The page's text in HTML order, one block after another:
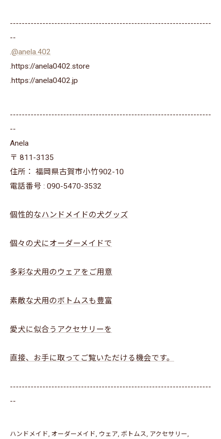
--------------------------------------------------------------------
--
.@anela.402
.https://anela0402.store
⁡.https://anela0402.jp⁡⁡
--------------------------------------------------------------------
--
Anela
〒 811-3135
住所： 福岡県古賀市小竹902-10
電話番号 : 090-5470-3532
個性的なハンドメイドの犬グッズ
個々の犬にオーダーメイドで
多彩な犬用のウェアをご用意
素敵な犬用のボトムスも豊富
愛犬に似合うアクセサリーを
直接、お手に取ってご覧いただける機会です。
--------------------------------------------------------------------
--
ハンドメイド オーダーメイド ウェア ボトムス アクセサリー